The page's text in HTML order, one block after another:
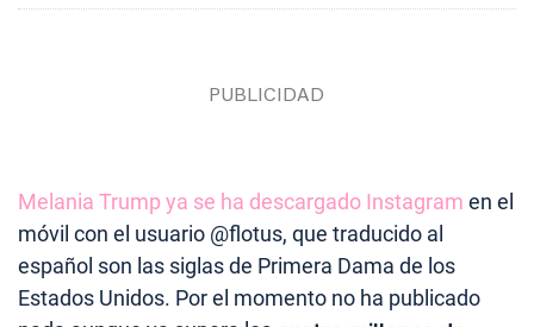
Melania Trump ya se ha descargado Instagram en el
móvil con el usuario @flotus, que traducido al
español son las siglas de Primera Dama de los
Estados Unidos. Por el momento no ha publicado